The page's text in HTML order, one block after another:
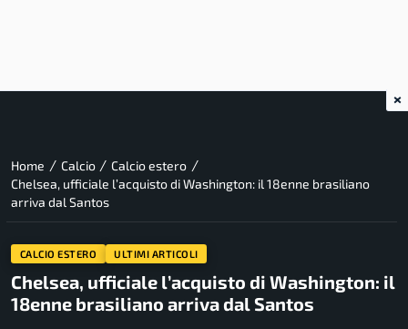
Home / Calcio / Calcio estero /
Chelsea, ufficiale l’acquisto di Washington: il 18enne brasiliano
arriva dal Santos
CALCIO ESTERO ULTIMI ARTICOLI
Chelsea, ufficiale l’acquisto di Washington: il
18enne brasiliano arriva dal Santos
×